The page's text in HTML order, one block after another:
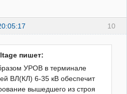
10
пишет:
УРОВ в терминале
ВЛ(КЛ) 6-35 кВ обеспечит
вышедшего из строя